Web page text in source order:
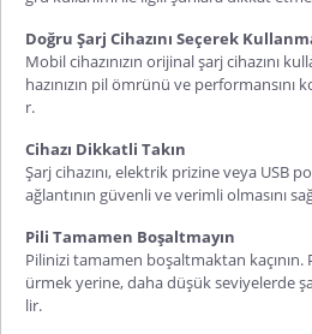
Doğru Şarj Cihazını Seçerek
Mobil cihazınızın orijinal şarj cihazını
hazınızın pil ömrünü ve performansını
r.
Cihazı Dikkatli Takın
Şarj cihazını, elektrik prizine veya USB
ağlantının güvenli ve verimli olmasını
Pili Tamamen Boşaltmayın
Pilinizi tamamen boşaltmaktan
ürmek yerine, daha düşük seviyelerde
lir.